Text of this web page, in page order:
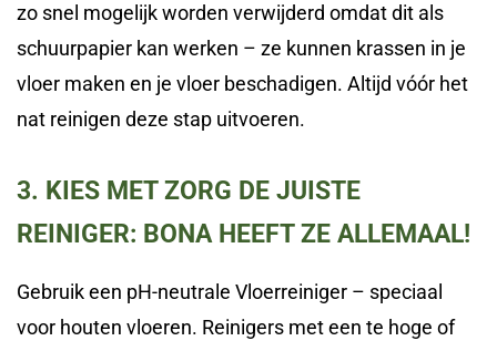
zo snel mogelijk worden verwijderd omdat dit als
schuurpapier kan werken – ze kunnen krassen in je
vloer maken en je vloer beschadigen. Altijd vóór het
nat reinigen deze stap uitvoeren.
3. KIES MET ZORG DE JUISTE
REINIGER: BONA HEEFT ZE ALLEMAAL!
Gebruik een pH-neutrale Vloerreiniger – speciaal
voor houten vloeren. Reinigers met een te hoge of